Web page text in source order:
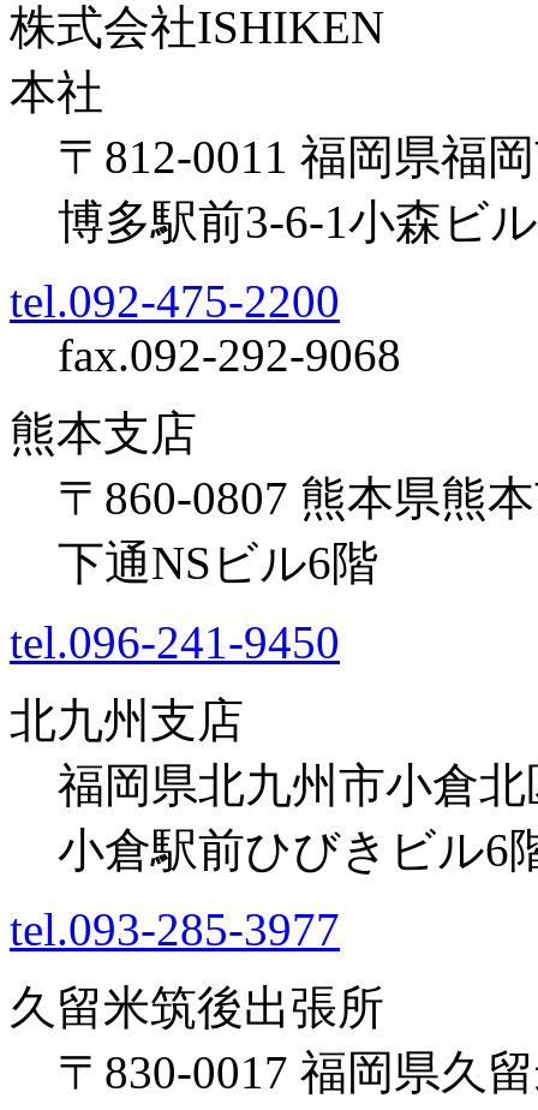
株式会社ISHIKEN
本社
〒812-0011 福岡県福
博多駅前3-6-1小森ビ
tel.092-475-2200
fax.092-292-9068
熊本支店
〒860-0807 熊本県熊
下通NSビル6階
tel.096-241-9450
北九州支店
福岡県北九州市小倉北
小倉駅前ひびきビル6
tel.093-285-3977
久留米筑後出張所
〒830-0017 福岡県久